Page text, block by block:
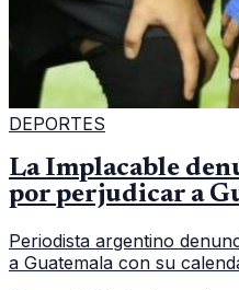
DEPORTES
La Implacable
por perjudicar a
Periodista argentino
a Guatemala con su